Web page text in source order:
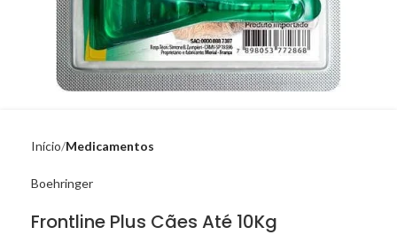
Início Medicamentos
Boehringer
Frontline Plus Cães Até 10Kg